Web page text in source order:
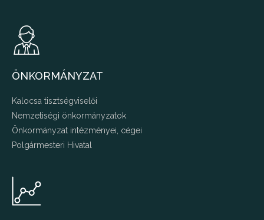
ÖNKORMÁNYZAT
Kalocsa tisztségviselői
Nemzetiségi önkormányzatok
Önkormányzat intézményei, cégei
Polgármesteri Hivatal